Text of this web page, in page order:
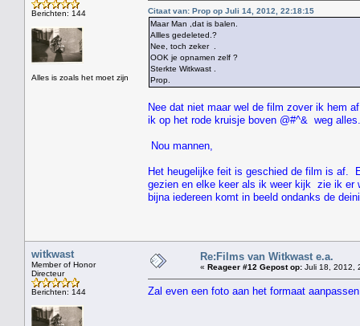
Berichten: 144
Alles is zoals het moet zijn
Citaat van: Prop op Juli 14, 2012, 22:18:15
Maar Man ,dat is balen.
Allles gedeleted.?
Nee, toch zeker .
OOK je opnamen zelf ?
Sterkte Witkwast .
Prop.
Nee dat niet maar wel de film zover ik hem
ik op het rode kruisje boven @#^& weg
Nou mannen,
Het heugelijke feit is geschied de film is af.
gezien en elke keer als ik weer kijk zie ik er
bijna iedereen komt in beeld ondanks de
witkwast
Member of Honor
Directeur
Berichten: 144
Re:Films van Witkwast e.a.
« Reageer #12 Gepost op: Juli 18, 2012,
Zal even een foto aan het formaat